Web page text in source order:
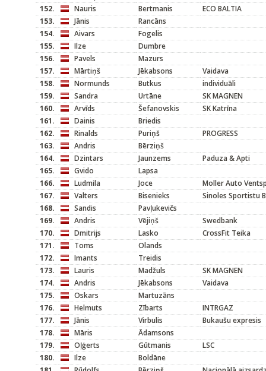
152.
Nauris Bertmanis
ECO BALTIA
153.
Jānis
Rancāns
154.
Aivars
Fogelis
155.
Ilze
Dumbre
156.
Pavels
Mazurs
157.
Mārtiņš Jēkabsons
Vaidava
158.
Normunds Butkus
individuāli
159.
Sandra Urtāne
SK MAGNEN
160.
Arvīds Šefanovskis
SK Katrīna
161.
Dainis
Briedis
162.
Rinalds Puriņš
PROGRESS
163.
Andris
Bērziņš
164.
Dzintars Jaunzems
Paduza & Apti
165.
Gvido
Lapsa
166.
Ludmila Joce
Moller Auto
167.
Valters Bisenieks
Sinoles Sportistu
168.
Sandis
Pavļukevičs
169.
Andris Vējiņš
Swedbank
170.
Dmitrijs Lasko
CrossFit Teika
171.
Toms
Olands
172.
Imants
Treidis
173.
Lauris Madžuls
SK MAGNEN
174.
Andris Jēkabsons
Vaidava
175.
Oskars
Martuzāns
176.
Helmuts Zībarts
INTRGAZ
177.
Jānis Virbulis
Bukaušu expresis
178.
Māris
Ādamsons
179.
Oļģerts Gūtmanis
LSC
180.
Ilze
Boldāne